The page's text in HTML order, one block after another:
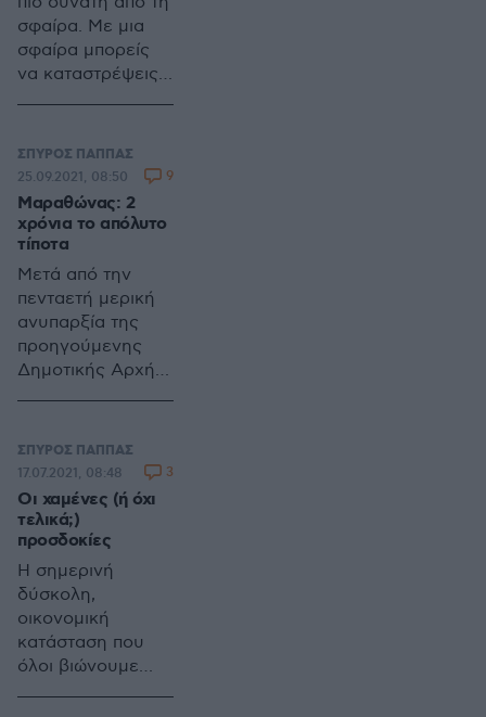
Δήμο Μαραθώνος
και θα διώξει την
αλαζονεία και τις
καθεστωτικές
συμπεριφορές
φανταζόμασταν
ότι θα έκανε
ακριβώς το
αντίθετο από το
πρώτο κιόλας
Δημοτικό
Συμβούλιο
(12/9/19)
σφαίρα. Με μια
σφαίρα μπορείς
να καταστρέψεις
να καταστρέψεις
το μέλλον των
παιδιών σου»
Αβραάμ Λίνκολν
ΣΠΥΡΟΣ ΠΑΠΠΑΣ
Μαραθώνας: 2
χρόνια το απόλυτο
τίποτα
Μετά από την
πενταετή μερική
ανυπαρξία της
προηγούμενης
Δημοτικής Αρχής
απόλυτο τίποτα
της παρούσας. Τι
κι αν πέρασαν 2
χρόνια νέας
διακυβέρνησης,
για τον Δήμο και
τους δημότες,
είναι σαν να μην
πέρασε μια μέρα
25.09.2021, 08:50 9
ΣΠΥΡΟΣ ΠΑΠΠΑΣ
Οι χαμένες (ή όχι
τελικά;)
προσδοκίες
Η σημερινή
δύσκολη,
οικονομική
κατάσταση που
όλοι βιώνουμε
17.07.2021, 08:48 3